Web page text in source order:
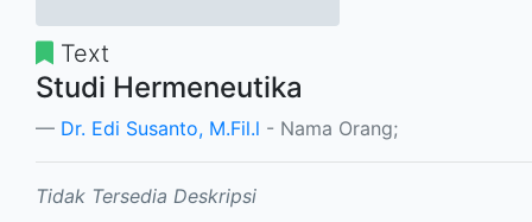
Text
Studi Hermeneutika
Dr. Edi Susanto, M.Fil.l - Nama Orang;
Tidak Tersedia Deskripsi